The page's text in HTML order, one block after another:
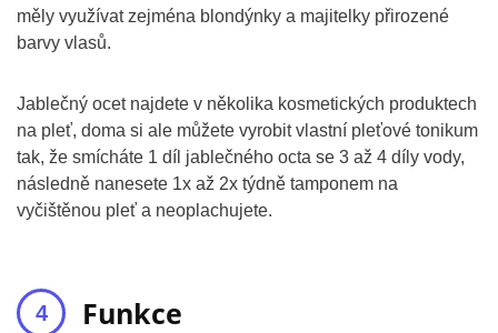
měly využívat zejména blondýnky a majitelky přirozené
barvy vlasů.
Jablečný ocet najdete v několika kosmetických produktech
na pleť, doma si ale můžete vyrobit vlastní pleťové tonikum
tak, že smícháte 1 díl jablečného octa se 3 až 4 díly vody,
následně nanesete 1x až 2x týdně tamponem na
vyčištěnou pleť a neoplachujete.
Funkce